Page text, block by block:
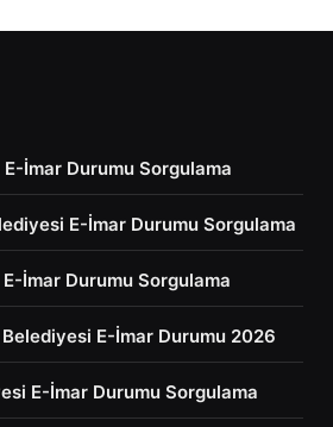
İmar Durumu Sorgulama
E-İmar Durumu Sorgulama
İmar Durumu Sorgulama
E-İmar Durumu 2026
E-İmar Durumu Sorgulama